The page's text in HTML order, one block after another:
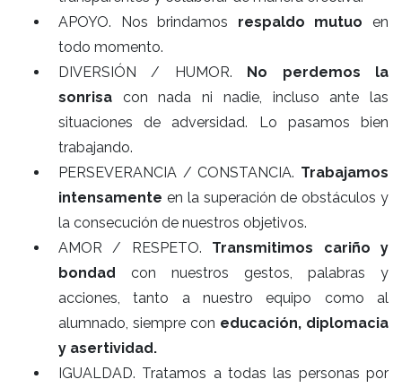
APOYO. Nos brindamos
respaldo mutuo
en
todo momento.
DIVERSIÓN / HUMOR. No perdemos la
sonrisa
con nada ni nadie, incluso ante las
situaciones de adversidad. Lo pasamos bien
trabajando.
PERSEVERANCIA / CONSTANCIA. Trabajamos
intensamente en la superación de obstáculos y
la consecución de nuestros objetivos.
AMOR / RESPETO. Transmitimos cariño y
bondad
con nuestros gestos, palabras y
acciones, tanto a nuestro equipo como al
alumnado, siempre con educación, diplomacia
y asertividad.
IGUALDAD. Tratamos a todas las personas por